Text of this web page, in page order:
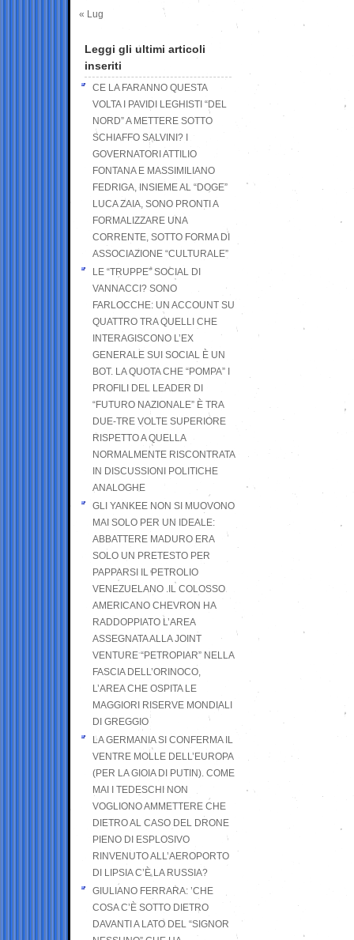
« Lug
Leggi gli ultimi articoli
inseriti
CE LA FARANNO QUESTA
VOLTA I PAVIDI LEGHISTI “DEL
NORD” A METTERE SOTTO
SCHIAFFO SALVINI? I
GOVERNATORI ATTILIO
FONTANA E MASSIMILIANO
FEDRIGA, INSIEME AL “DOGE”
LUCA ZAIA, SONO PRONTI A
FORMALIZZARE UNA
CORRENTE, SOTTO FORMA DI
ASSOCIAZIONE “CULTURALE”
LE “TRUPPE” SOCIAL DI
VANNACCI? SONO
FARLOCCHE: UN ACCOUNT SU
QUATTRO TRA QUELLI CHE
INTERAGISCONO L’EX
GENERALE SUI SOCIAL È UN
BOT. LA QUOTA CHE “POMPA” I
PROFILI DEL LEADER DI
“FUTURO NAZIONALE” È TRA
DUE-TRE VOLTE SUPERIORE
RISPETTO A QUELLA
NORMALMENTE RISCONTRATA
IN DISCUSSIONI POLITICHE
ANALOGHE
GLI YANKEE NON SI MUOVONO
MAI SOLO PER UN IDEALE:
ABBATTERE MADURO ERA
SOLO UN PRETESTO PER
PAPPARSI IL PETROLIO
VENEZUELANO .IL COLOSSO
AMERICANO CHEVRON HA
RADDOPPIATO L’AREA
ASSEGNATA ALLA JOINT
VENTURE “PETROPIAR” NELLA
FASCIA DELL’ORINOCO,
L’AREA CHE OSPITA LE
MAGGIORI RISERVE MONDIALI
DI GREGGIO
LA GERMANIA SI CONFERMA IL
VENTRE MOLLE DELL’EUROPA
(PER LA GIOIA DI PUTIN). COME
MAI I TEDESCHI NON
VOGLIONO AMMETTERE CHE
DIETRO AL CASO DEL DRONE
PIENO DI ESPLOSIVO
RINVENUTO ALL’AEROPORTO
DI LIPSIA C’È LA RUSSIA?
GIULIANO FERRARA: ’CHE
COSA C’È SOTTO DIETRO
DAVANTI A LATO DEL “SIGNOR